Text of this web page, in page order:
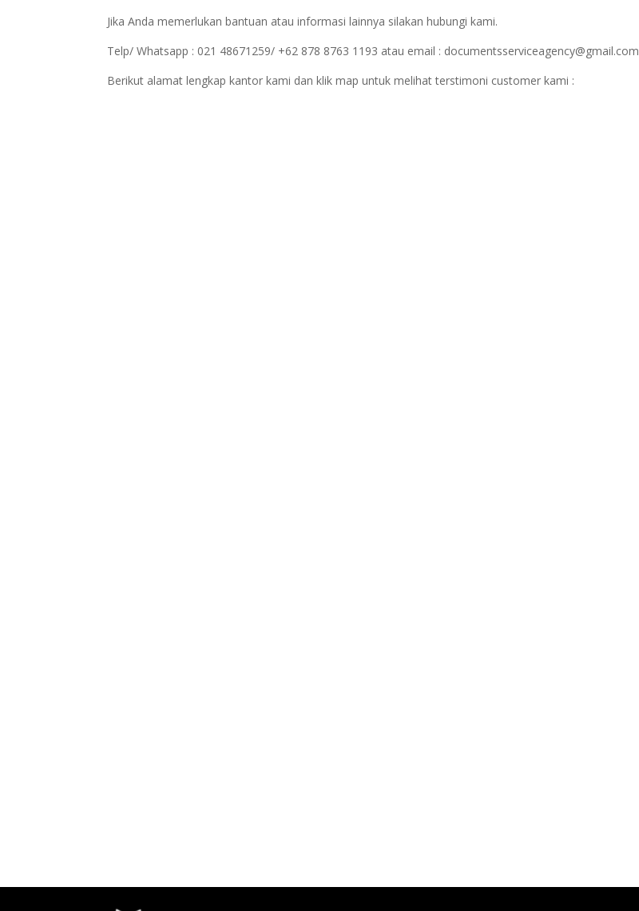
Jika Anda memerlukan bantuan atau informasi lainnya silakan hubungi kami.
Telp/ Whatsapp : 021 48671259/ +62 878 8763 1193 atau email : documentsserviceagency@gmail.com
Berikut alamat lengkap kantor kami dan klik map untuk melihat terstimoni customer kami :